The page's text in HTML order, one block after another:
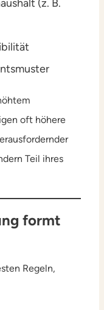
(z. B.
oft höhere
Teil ihres
formt
Regeln,